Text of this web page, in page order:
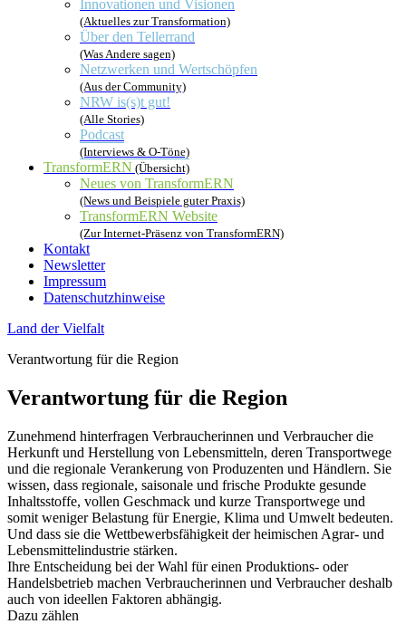
Innovationen und Visionen
(Aktuelles zur Transformation)
Über den Tellerrand
(Was Andere sagen)
Netzwerken und Wertschöpfen
(Aus der Community)
NRW is(s)t gut!
(Alle Stories)
Podcast
(Interviews & O-Töne)
TransformERN (Übersicht)
Neues von TransformERN
(News und Beispiele guter Praxis)
TransformERN Website
(Zur Internet-Präsenz von TransformERN)
Kontakt
Newsletter
Impressum
Datenschutzhinweise
Land der Vielfalt
Verantwortung für die Region
Verantwortung für die Region
Zunehmend hinterfragen Verbraucherinnen und Verbraucher die
Herkunft und Herstellung von Lebensmitteln, deren Transportwege
und die regionale Verankerung von Produzenten und Händlern. Sie
wissen, dass regionale, saisonale und frische Produkte gesunde
Inhaltsstoffe, vollen Geschmack und kurze Transportwege und
somit weniger Belastung für Energie, Klima und Umwelt bedeuten.
Und dass sie die Wettbewerbsfähigkeit der heimischen Agrar- und
Lebensmittelindustrie stärken.
Ihre Entscheidung bei der Wahl für einen Produktions- oder
Handelsbetrieb machen Verbraucherinnen und Verbraucher deshalb
auch von ideellen Faktoren abhängig.
Dazu zählen